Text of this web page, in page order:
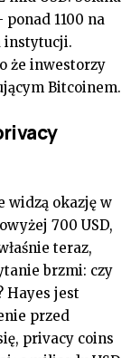
1100 na
instytucji.
że inwestorzy
Bitcoinem.
widzą okazję w
700 USD,
teraz,
brzmi: czy
Hayes jest
przed
privacy coins